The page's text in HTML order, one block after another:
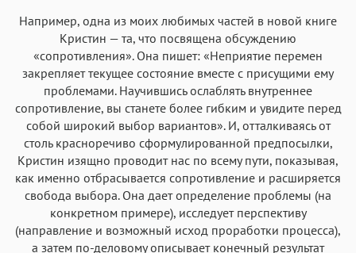
Например, одна из моих любимых частей в новой книге
Кристин — та, что посвящена обсуждению
«сопротивления». Она пишет: «Неприятие перемен
закрепляет текущее состояние вместе с присущими ему
проблемами. Научившись ослаблять внутреннее
сопротивление, вы станете более гибким и увидите перед
собой широкий выбор вариантов». И, отталкиваясь от
столь красноречиво сформулированной предпосылки,
Кристин изящно проводит нас по всему пути, показывая,
как именно отбрасывается сопротивление и расширяется
свобода выбора. Она дает определение проблемы (на
конкретном примере), исследует перспективу
(направление и возможный исход проработки процесса),
а затем по-деловому описывает конечный результат